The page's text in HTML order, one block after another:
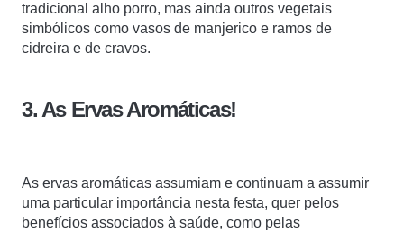
tradicional alho porro, mas ainda outros vegetais
simbólicos como vasos de manjerico e ramos de
cidreira e de cravos.
3. As Ervas Aromáticas!
As ervas aromáticas assumiam e continuam a assumir
uma particular importância nesta festa, quer pelos
benefícios associados à saúde, como pelas